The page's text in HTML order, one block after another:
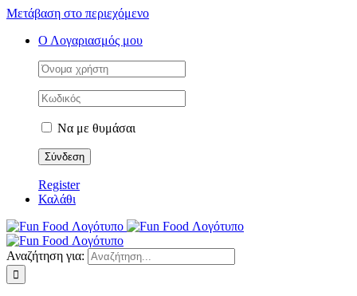
Μετάβαση στο περιεχόμενο
Ο Λογαριασμός μου
Να με θυμάσαι
Register
Καλάθι
Αναζήτηση για: